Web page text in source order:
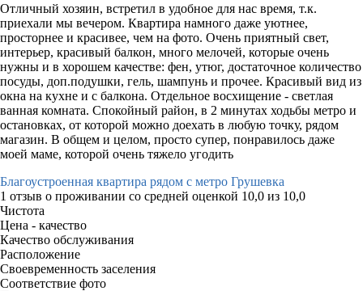
Отличный хозяин, встретил в удобное для нас время, т.к.
приехали мы вечером. Квартира намного даже уютнее,
просторнее и красивее, чем на фото. Очень приятный свет,
интерьер, красивый балкон, много мелочей, которые очень
нужны и в хорошем качестве: фен, утюг, достаточное количество
посуды, доп.подушки, гель, шампунь и прочее. Красивый вид из
окна на кухне и с балкона. Отдельное восхищение - светлая
ванная комната. Спокойный район, в 2 минутах ходьбы метро и
остановках, от которой можно доехать в любую точку, рядом
магазин. В общем и целом, просто супер, понравилось даже
моей маме, которой очень тяжело угодить
Благоустроенная квартира рядом с метро Грушевка
1 отзыв о проживании со средней оценкой 10,0 из 10,0
Чистота
Цена - качество
Качество обслуживания
Расположение
Своевременность заселения
Соответствие фото